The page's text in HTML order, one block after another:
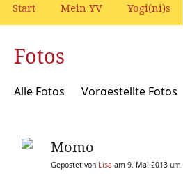
Start Mein YV Yogi(ni)s
Fotos
Alle Fotos Vorgestellte Fotos
Momo
Gepostet von Lisa am 9. Mai 2013 um